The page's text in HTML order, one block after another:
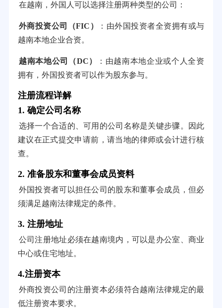
在越南，外国人可以选择注册两种类型的公司：
外商投资公司（FIC）
：由外国投资者全资拥有或与
越南本地企业合资。
越南本地公司（DC）
：由越南本地企业或个人全资
拥有，外国投资者可以作为股东参与。
注册流程详解
1. 确定公司名称
选择一个合适的、可用的公司名称是关键步骤。因此
建议在正式提交申请前，请当地的律师或会计进行核
查。
2. 准备股东和董事会成员资料
外国投资者可以担任公司的股东和董事会成员，但必
须满足越南法律规定的条件。
3. 注册地址
公司注册地址必须在越南境内，可以是办公室、商业
中心或住宅地址。
4.注册资本
外商投资公司的注册资本必须符合越南法律规定的最
低注册资本要求。